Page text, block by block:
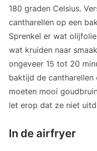
180 graden Celsius.
cantharellen op een
Sprenkel er wat
wat kruiden naar
ongeveer 15 tot 20
baktijd de cantharellen
moeten mooi
let erop dat ze niet
In de airfryer